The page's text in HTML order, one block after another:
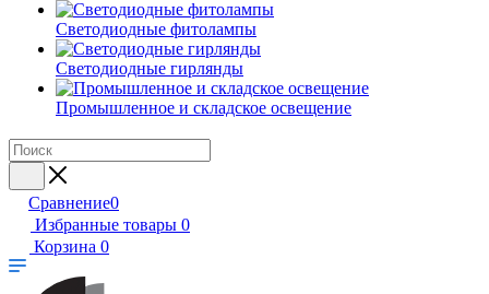
Светодиодные фитолампы
Светодиодные гирлянды
Промышленное и складское освещение
Сравнение0
Избранные товары 0
Корзина 0